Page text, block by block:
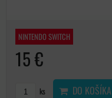
NINTENDO SWITCH
15 €
ks DO KOŠÍKA